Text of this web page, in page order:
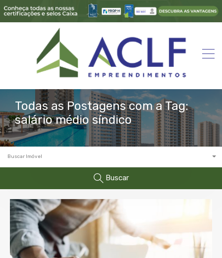
Todas as Postagens com a Tag:
salário médio síndico
Buscar Imóvel
Buscar